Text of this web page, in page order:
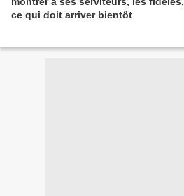
ce qui doit arriver bientôt